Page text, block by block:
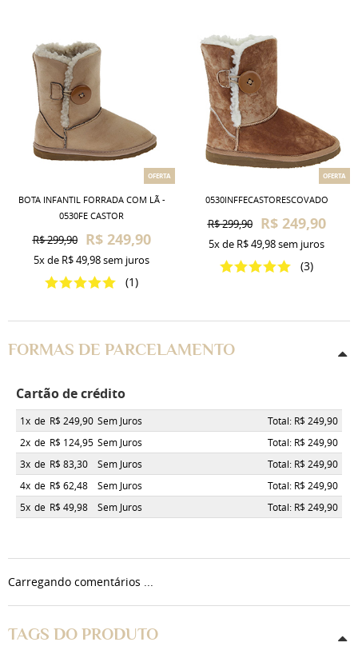
OFERTA
BOTA INFANTIL FORRADA COM LÃ -
0530FE CASTOR
R$ 299,90 R$ 249,90
(1)
5xde R$ 49,98sem juros
OFERTA
0530INFFECASTORESCOVADO
R$ 299,90 R$ 249,90
(3)
5xde R$ 49,98sem juros
FORMAS DE PARCELAMENTO
Cartão de crédito
1x de R$ 249,90 Sem Juros
Total: R$ 249,90
2x de R$ 124,95 Sem Juros
Total: R$ 249,90
3x de R$ 83,30 Sem Juros
Total: R$ 249,90
4x de R$ 62,48 Sem Juros
Total: R$ 249,90
5x de R$ 49,98 Sem Juros Total: R$ 249,90
Carregando comentários ...
TAGS DO PRODUTO